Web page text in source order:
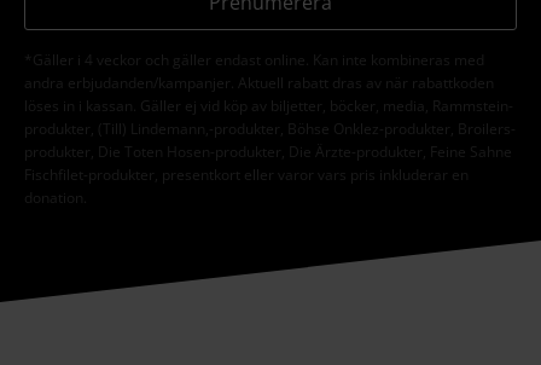
*Gäller i 4 veckor och gäller endast online. Kan inte kombineras med
andra erbjudanden/kampanjer. Aktuell rabatt dras av när rabattkoden
löses in i kassan. Gäller ej vid köp av biljetter, böcker, media, Rammstein-
produkter, (Till) Lindemann,-produkter, Böhse Onklez-produkter, Broilers-
produkter, Die Toten Hosen-produkter, Die Ärzte-produkter, Feine Sahne
Fischfilet-produkter, presentkort eller varor vars pris inkluderar en
donation.